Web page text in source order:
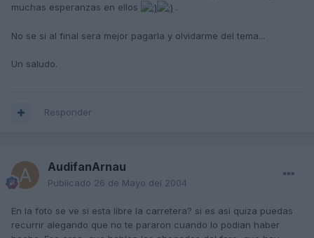
muchas esperanzas en ellos
.
No se si al final sera mejor pagarla y olvidarme del tema...
Un saludo.
Responder
AudifanArnau
Publicado 26 de Mayo del 2004
En la foto se ve si esta libre la carretera? si es asi quiza puedas
recurrir alegando que no te pararon cuando lo podian haber